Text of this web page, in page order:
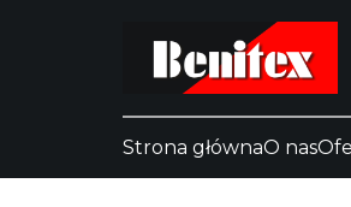
Strona głównaO nas